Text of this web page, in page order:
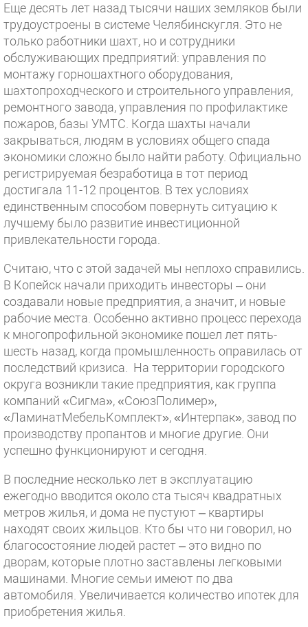
Еще десять лет назад тысячи наших земляков были
трудоустроены в системе Челябинскугля. Это не
только работники шахт, но и сотрудники
обслуживающих предприятий: управления по
монтажу горношахтного оборудования,
шахтопроходческого и строительного управления,
ремонтного завода, управления по профилактике
пожаров, базы УМТС. Когда шахты начали
закрываться, людям в условиях общего спада
экономики сложно было найти работу. Официально
регистрируемая безработица в тот период
достигала 11-12 процентов. В тех условиях
единственным способом повернуть ситуацию к
лучшему было развитие инвестиционной
привлекательности города.
Считаю, что с этой задачей мы неплохо справились.
В Копейск начали приходить инвесторы – они
создавали новые предприятия, а значит, и новые
рабочие места. Особенно активно процесс перехода
к многопрофильной экономике пошел лет пять-
шесть назад, когда промышленность оправилась от
последствий кризиса. На территории городского
округа возникли такие предприятия, как группа
компаний «Сигма», «СоюзПолимер»,
«ЛаминатМебельКомплект», «Интерпак», завод по
производству пропантов и многие другие. Они
успешно функционируют и сегодня.
В последние несколько лет в эксплуатацию
ежегодно вводится около ста тысяч квадратных
метров жилья, и дома не пустуют – квартиры
находят своих жильцов. Кто бы что ни говорил, но
благосостояние людей растет – это видно по
дворам, которые плотно заставлены легковыми
машинами. Многие семьи имеют по два
автомобиля. Увеличивается количество ипотек для
приобретения жилья.